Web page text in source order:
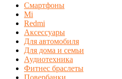
Смартфоны
Mi
Redmi
Аксессуары
Для автомобиля
Для дома и семьи
Аудиотехника
Фитнес браслеты
Повербанки